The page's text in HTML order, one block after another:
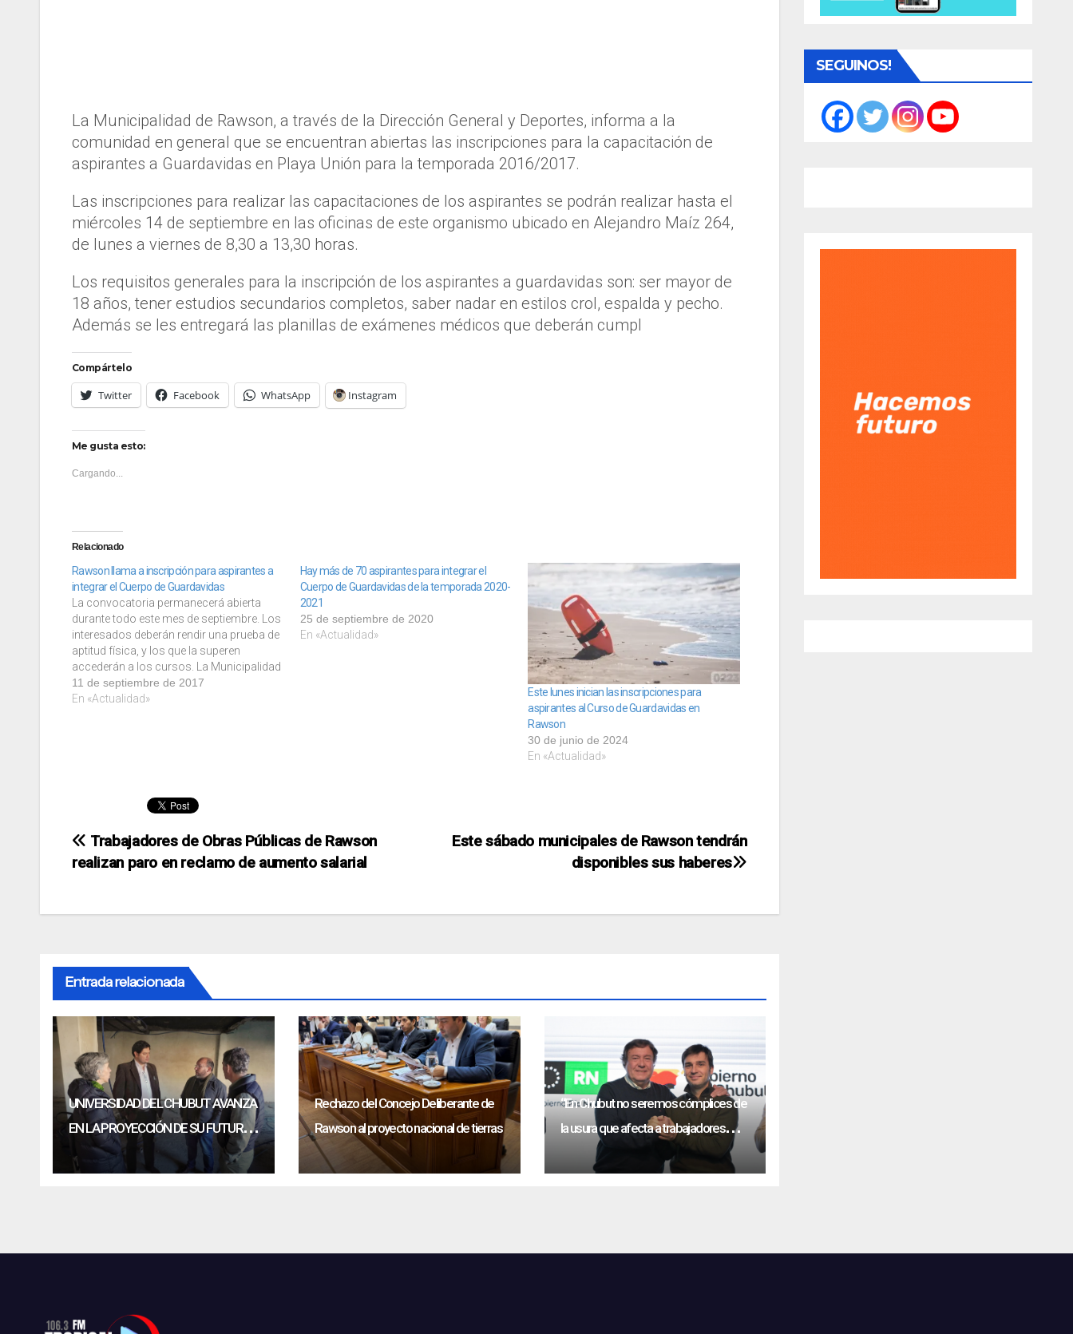
La Municipalidad de Rawson, a través de la Dirección General y Deportes, informa a la
comunidad en general que se encuentran abiertas las inscripciones para la capacitación de
aspirantes a Guardavidas en Playa Unión para la temporada 2016/2017.
Las inscripciones para realizar las capacitaciones de los aspirantes se podrán realizar hasta el
miércoles 14 de septiembre en las oficinas de este organismo ubicado en Alejandro Maíz 264,
de lunes a viernes de 8,30 a 13,30 horas.
Los requisitos generales para la inscripción de los aspirantes a guardavidas son: ser mayor de
18 años, tener estudios secundarios completos, saber nadar en estilos crol, espalda y pecho.
Además se les entregará las planillas de exámenes médicos que deberán cumpl
Compártelo
Twitter Facebook WhatsApp Instagram
Me gusta esto:
Cargando...
Relacionado
Rawson llama a inscripción para aspirantes a
integrar el Cuerpo de Guardavidas
La convocatoria permanecerá abierta
durante todo este mes de septiembre. Los
interesados deberán rendir una prueba de
aptitud física, y los que la superen
accederán a los cursos. La Municipalidad
de Rawson, a través de la Secretaría de
Cultura, Turismo y Deportes, llama a
11 de septiembre de 2017
En «Actualidad»
Hay más de 70 aspirantes para integrar el
Cuerpo de Guardavidas de la temporada 2020-
2021
25 de septiembre de 2020
En «Actualidad»
Este lunes inician las inscripciones para
aspirantes al Curso de Guardavidas en
Rawson
30 de junio de 2024
En «Actualidad»
Navegación
entradas
Este sábado municipales de Rawson tendrán
disponibles sus haberes
Trabajadores de Obras Públicas de Rawson
realizan paro en reclamo de aumento salarial
Entrada relacionada
UNIVERSIDAD DEL CHUBUT AVANZA
EN LA PROYECCIÓN DE SU FUTURA
SEDE EN RAWSON
Rechazo del Concejo Deliberante de
Rawson al proyecto nacional de tierras
“En Chubut no seremos cómplices de
la usura que afecta a trabajadores
públicos”
SEGUINOS!